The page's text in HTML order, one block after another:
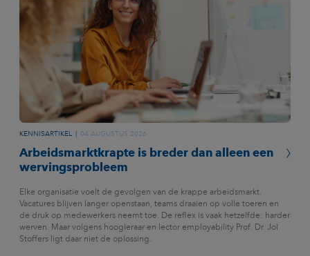
KENNISARTIKEL 04 AUGUSTUS 2026
Arbeidsmarktkrapte is breder dan alleen een
wervingsprobleem
Elke organisatie voelt de gevolgen van de krappe arbeidsmarkt.
Vacatures blijven langer openstaan, teams draaien op volle toeren en
de druk op medewerkers neemt toe. De reflex is vaak hetzelfde: harder
werven. Maar volgens hoogleraar en lector employability Prof. Dr. Jol
Stoffers ligt daar niet de oplossing.